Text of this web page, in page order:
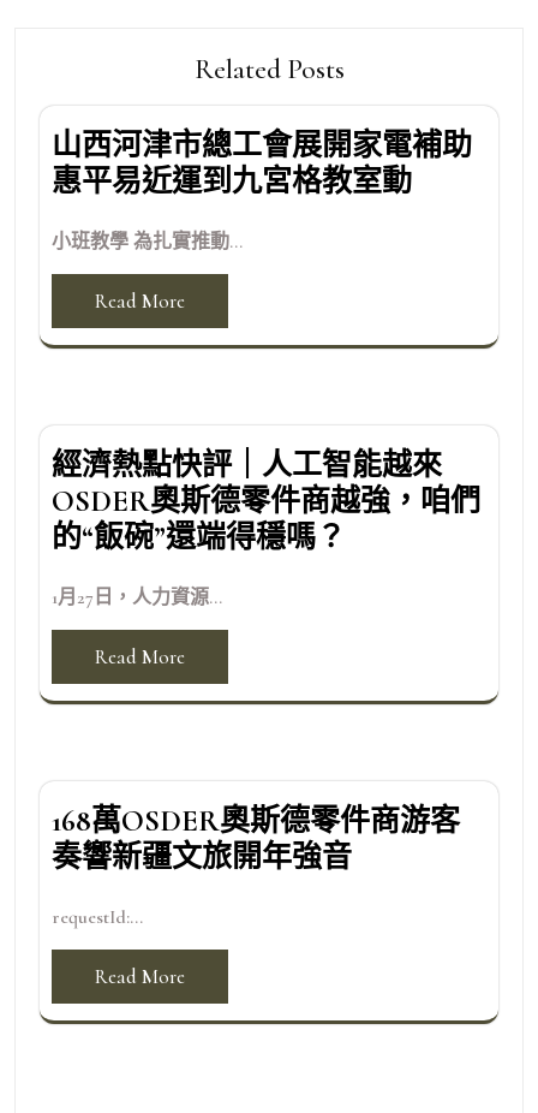
Related Posts
山西河津市總工會展開家電補助
惠平易近運到九宮格教室動
小班教學 為扎實推動...
Read More
經濟熱點快評｜人工智能越來
OSDER奧斯德零件商越強，咱們
的“飯碗”還端得穩嗎？
1月27日，人力資源...
Read More
168萬OSDER奧斯德零件商游客
奏響新疆文旅開年強音
requestId:...
Read More